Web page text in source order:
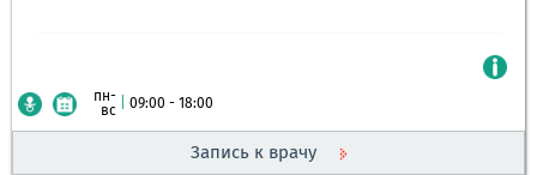
пн-
вс
09:00 - 18:00
Запись к врачу